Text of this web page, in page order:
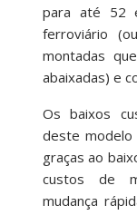
para até 52
ferroviário
montadas
abaixadas) e
Os baixos
deste modelo
graças ao
custos de
mudança